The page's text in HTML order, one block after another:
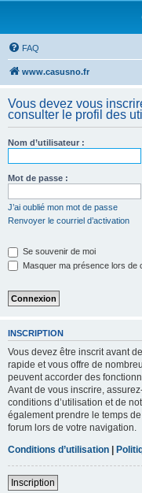
FAQ
www.casusno.fr
Vous devez vous
consulter le profil des
Nom d’utilisateur :
Mot de passe :
J’ai oublié mon mot de passe
Renvoyer le courriel d’activation
Se souvenir de moi
Masquer ma présence lors de
INSCRIPTION
Vous devez être inscrit avant
rapide et vous offre de
peuvent accorder des
Avant de vous inscrire,
conditions d’utilisation et de
également prendre le temps
forum lors de votre navigation.
Conditions d’utilisation |
Inscription